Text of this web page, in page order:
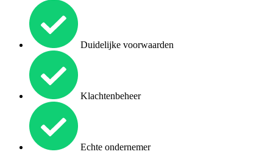
Duidelijke voorwaarden
Klachtenbeheer
Echte ondernemer